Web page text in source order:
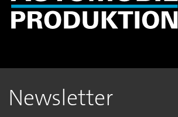
Newsletter